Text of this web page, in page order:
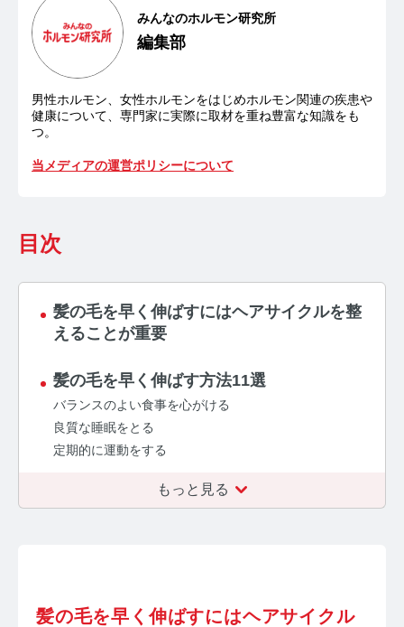
ホルモン測定技術のご活用についてご案内
運営者情報
お問い合わせ
みんなのホルモン研究所
編集部
男性ホルモン、女性ホルモンをはじめホルモン関連の疾患や
健康について、専門家に実際に取材を重ね豊富な知識をも
つ。
当メディアの運営ポリシーについて
目次
髪の毛を早く伸ばすにはヘアサイクルを整
えることが重要
髪の毛を早く伸ばす方法11選
バランスのよい食事を心がける
良質な睡眠をとる
定期的に運動をする
もっと見る
髪の毛を早く伸ばすにはヘアサイクル